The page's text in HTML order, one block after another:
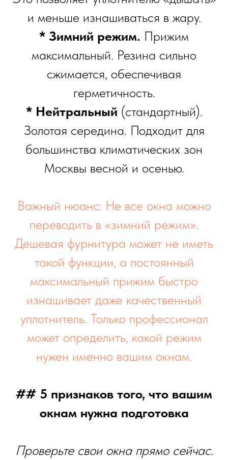
и меньше изнашиваться в жару.
* Зимний режим. Прижим
максимальный. Резина сильно
сжимается, обеспечивая
герметичность.
* Нейтральный (стандартный).
Золотая середина. Подходит для
большинства климатических зон
Москвы весной и осенью.
Важный нюанс: Не все окна можно
переводить в «зимний режим».
Дешевая фурнитура может не иметь
такой функции, а постоянный
максимальный прижим быстро
изнашивает даже качественный
уплотнитель. Только профессионал
может определить, какой режим
нужен именно вашим окнам.
## 5 признаков того, что вашим
окнам нужна подготовка
Проверьте свои окна прямо сейчас.